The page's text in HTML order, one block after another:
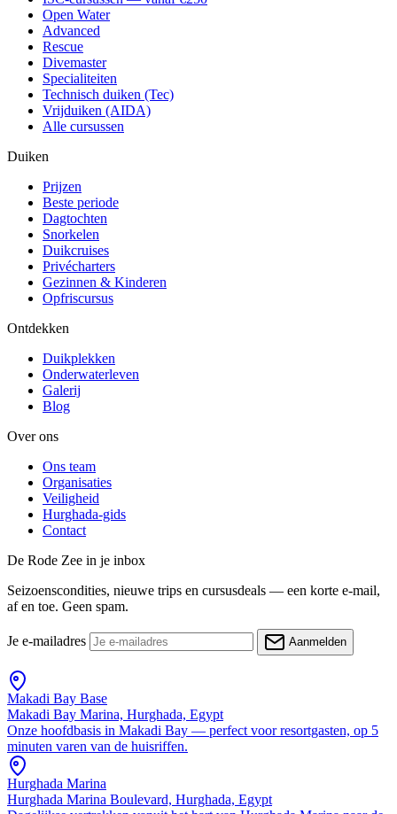
Open Water
Advanced
Rescue
Divemaster
Specialiteiten
Technisch duiken (Tec)
Vrijduiken (AIDA)
Alle cursussen
Duiken
Prijzen
Beste periode
Dagtochten
Snorkelen
Duikcruises
Privécharters
Gezinnen & Kinderen
Opfriscursus
Ontdekken
Duikplekken
Onderwaterleven
Galerij
Blog
Over ons
Ons team
Organisaties
Veiligheid
Hurghada-gids
Contact
De Rode Zee in je inbox
Seizoenscondities, nieuwe trips en cursusdeals — een korte e-mail,
af en toe. Geen spam.
Je e-mailadres Aanmelden
Makadi Bay Base
Makadi Bay Marina, Hurghada, Egypt
Onze hoofdbasis in Makadi Bay — perfect voor resortgasten, op 5
minuten varen van de huisriffen.
Hurghada Marina
Hurghada Marina Boulevard, Hurghada, Egypt